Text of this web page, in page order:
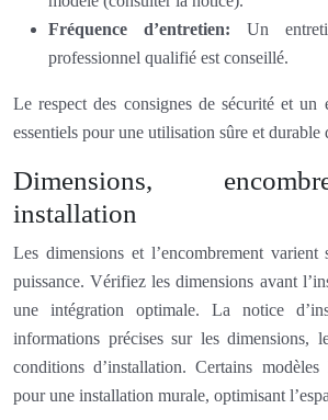
Fréquence d’entretien: Un
professionnel qualifié est conseillé.
Le respect des consignes de sécurité et un
essentiels pour une utilisation sûre et durable
Dimensions,
installation
Les dimensions et l’encombrement
puissance. Vérifiez les dimensions avant
une intégration optimale. La notice
informations précises sur les dimensions,
conditions d’installation. Certains
pour une installation murale, optimisant